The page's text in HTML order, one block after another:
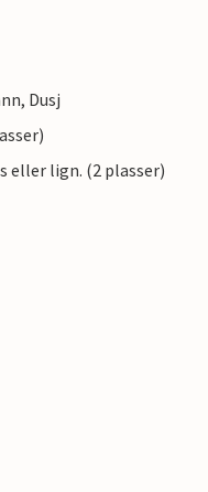
Dusj
eller lign. (2 plasser)